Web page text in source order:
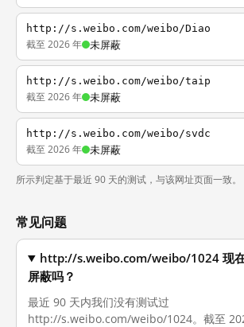
http://s.weibo.com/weibo/Diao
截至 2026 年 未屏蔽
http://s.weibo.com/weibo/taip
截至 2026 年 未屏蔽
http://s.weibo.com/weibo/svdc
截至 2026 年 未屏蔽
所示判定基于最近 90 天的测试，与该网址页面一致。
常见问题
http://s.weibo.com/weibo/1024 现
屏蔽吗？
最近 90 天内我们没有测试过
http://s.weibo.com/weibo/1024。截至